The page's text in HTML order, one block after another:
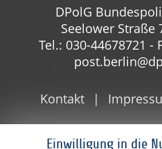
Einwilligung in die
DPolG
Seelower Straße
Tel.: 030-44678721 -
Kontakt